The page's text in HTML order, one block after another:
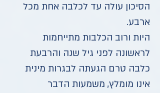
הסיכון עולה עד לכלבה אחת מכל
ארבע.
היות ורוב הכלבות מתייחמות
לראשונה לפני גיל שנה והרבעת
כלבה טרם הגעתה לבגרות מינית
אינו מומלץ, משמעות הדבר